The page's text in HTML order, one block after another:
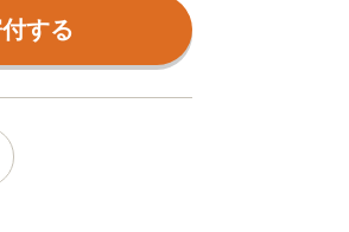
する